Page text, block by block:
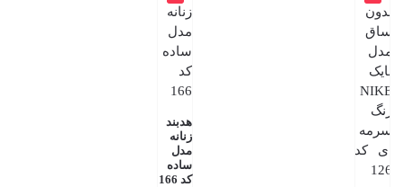
هدبند
زنانه
مدل
ساده
کد 166